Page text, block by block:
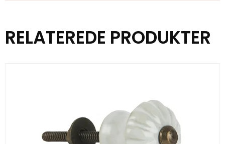
RELATEREDE PRODUKTER